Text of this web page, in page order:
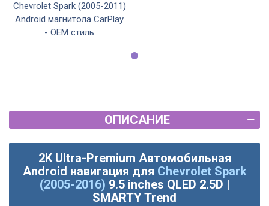
Chevrolet Spark (2005-2011)
Android магнитола CarPlay
- OEM стиль
ОПИСАНИЕ
2K Ultra-Premium Автомобильная
Android навигация для Chevrolet Spark
(2005-2016) 9.5 inches QLED 2.5D |
SMARTY Trend